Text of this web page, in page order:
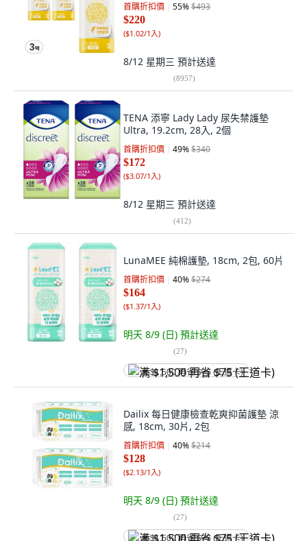
首購折扣價 55%$493
$220
($1.02/1入)
8/12 星期三 預計送達
(8957)
TENA 添寧 Lady Lady 尿失禁護墊
Ultra, 19.2cm, 28入, 2個
首購折扣價 49%$340
$172
($3.07/1入)
8/12 星期三 預計送達
(412)
LunaMEE 純棉護墊, 18cm, 2包, 60片
首購折扣價 40%$274
$164
($1.37/1入)
明天 8/9 (日) 預計送達
(27)
满 $1,500 再省 $75 (王道卡)
Dailix 每日健康檢查乾爽抑菌護墊 涼
感, 18cm, 30片, 2包
首購折扣價 40%$214
$128
($2.13/1入)
明天 8/9 (日) 預計送達
(27)
满 $1,500 再省 $75 (王道卡)